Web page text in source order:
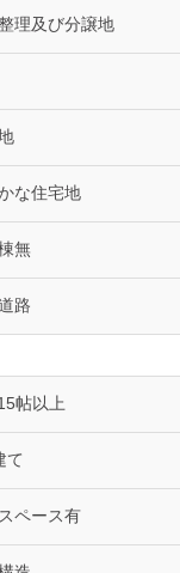
理及び分譲地
な住宅地
無
路
帖以上
て
ペース有